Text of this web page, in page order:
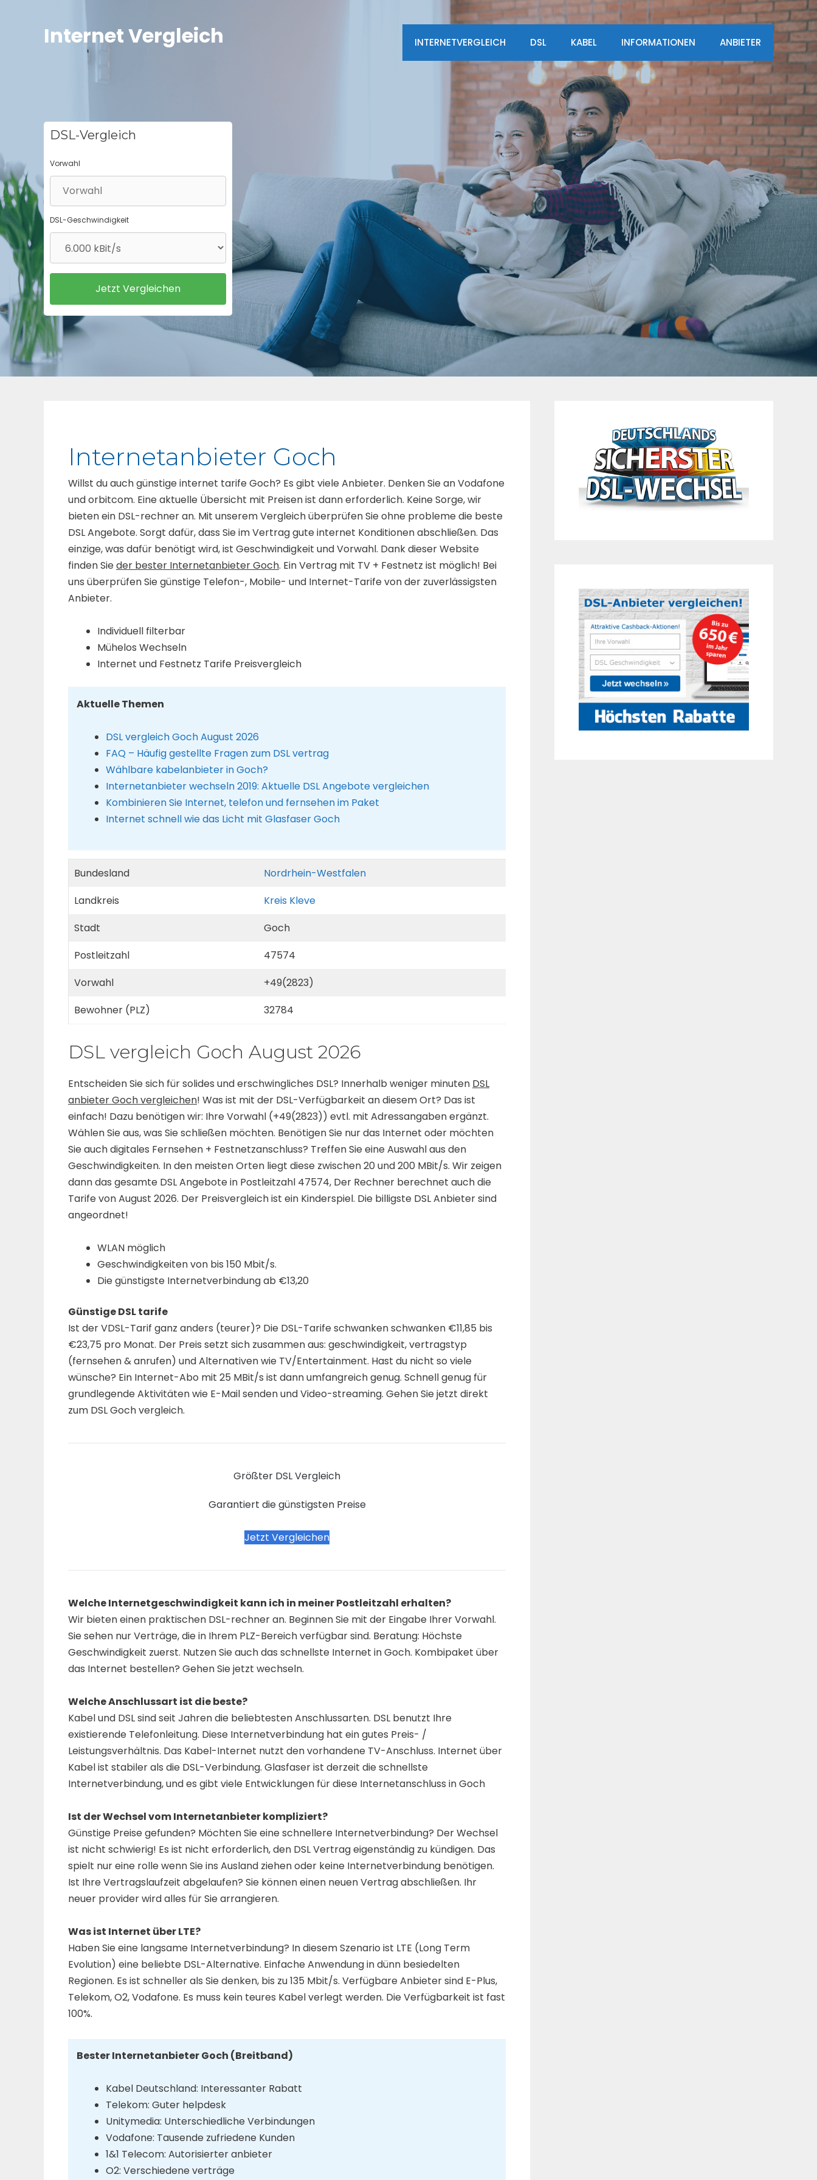
Internet Vergleich INTERNETVERGLEICH DSL KABEL INFORMATIONEN ANBIETER
DSL-Vergleich
Vorwahl
DSL-Geschwindigkeit
Internetanbieter Goch
Willst du auch günstige internet tarife Goch? Es gibt viele Anbieter. Denken Sie an Vodafone
und orbitcom. Eine aktuelle Übersicht mit Preisen ist dann erforderlich. Keine Sorge, wir
bieten ein DSL-rechner an. Mit unserem Vergleich überprüfen Sie ohne probleme die beste
DSL Angebote. Sorgt dafür, dass Sie im Vertrag gute internet Konditionen abschließen. Das
einzige, was dafür benötigt wird, ist Geschwindigkeit und Vorwahl. Dank dieser Website
finden Sieder bester Internetanbieter Goch. Ein Vertrag mit TV + Festnetz ist möglich! Bei
uns überprüfen Sie günstige Telefon-, Mobile- und Internet-Tarife von der zuverlässigsten
Anbieter.
Individuell filterbar
Mühelos Wechseln
Internet und Festnetz Tarife Preisvergleich
Aktuelle Themen
DSL vergleich Goch August 2026
FAQ – Häufig gestellte Fragen zum DSL vertrag
Wählbare kabelanbieter in Goch?
Internetanbieter wechseln 2019: Aktuelle DSL Angebote vergleichen
Kombinieren Sie Internet, telefon und fernsehen im Paket
Internet schnell wie das Licht mit Glasfaser Goch
Bundesland
Nordrhein-Westfalen
Landkreis
Kreis Kleve
Stadt
Goch
Postleitzahl
47574
Vorwahl
+49(2823)
Bewohner (PLZ)
32784
DSL vergleich Goch August 2026
Entscheiden Sie sich für solides und erschwingliches DSL? Innerhalb weniger minuten DSL
anbieter Goch vergleichen! Was ist mit der DSL-Verfügbarkeit an diesem Ort? Das ist
einfach! Dazu benötigen wir: Ihre Vorwahl (+49(2823)) evtl. mit Adressangaben ergänzt.
Wählen Sie aus, was Sie schließen möchten. Benötigen Sie nur das Internet oder möchten
Sie auch digitales Fernsehen + Festnetzanschluss? Treffen Sie eine Auswahl aus den
Geschwindigkeiten. In den meisten Orten liegt diese zwischen 20 und 200 MBit/s. Wir zeigen
dann das gesamte DSL Angebote in Postleitzahl 47574, Der Rechner berechnet auch die
Tarife von August 2026. Der Preisvergleich ist ein Kinderspiel. Die billigste DSL Anbieter sind
angeordnet!
WLAN möglich
Geschwindigkeiten von bis 150 Mbit/s.
Die günstigste Internetverbindung ab €13,20
Günstige DSL tarife
Ist der VDSL-Tarif ganz anders (teurer)? Die DSL-Tarife schwanken schwanken €11,85 bis
€23,75 pro Monat. Der Preis setzt sich zusammen aus: geschwindigkeit, vertragstyp
(fernsehen & anrufen) und Alternativen wie TV/Entertainment. Hast du nicht so viele
wünsche? Ein Internet-Abo mit 25 MBit/s ist dann umfangreich genug. Schnell genug für
grundlegende Aktivitäten wie E-Mail senden und Video-streaming. Gehen Sie jetzt direkt
zum DSL Goch vergleich.
Größter DSL Vergleich
Garantiert die günstigsten Preise
Jetzt Vergleichen
Welche Internetgeschwindigkeit kann ich in meiner Postleitzahl erhalten?
Wir bieten einen praktischen DSL-rechner an. Beginnen Sie mit der Eingabe Ihrer Vorwahl.
Sie sehen nur Verträge, die in Ihrem PLZ-Bereich verfügbar sind. Beratung: Höchste
Geschwindigkeit zuerst. Nutzen Sie auch das schnellste Internet in Goch. Kombipaket über
das Internet bestellen? Gehen Sie jetzt wechseln.
Welche Anschlussart ist die beste?
Kabel und DSL sind seit Jahren die beliebtesten Anschlussarten. DSL benutzt Ihre
existierende Telefonleitung. Diese Internetverbindung hat ein gutes Preis- /
Leistungsverhältnis. Das Kabel-Internet nutzt den vorhandene TV-Anschluss. Internet über
Kabel ist stabiler als die DSL-Verbindung. Glasfaser ist derzeit die schnellste
Internetverbindung, und es gibt viele Entwicklungen für diese Internetanschluss in Goch
Ist der Wechsel vom Internetanbieter kompliziert?
Günstige Preise gefunden? Möchten Sie eine schnellere Internetverbindung? Der Wechsel
ist nicht schwierig! Es ist nicht erforderlich, den DSL Vertrag eigenständig zu kündigen. Das
spielt nur eine rolle wenn Sie ins Ausland ziehen oder keine Internetverbindung benötigen.
Ist Ihre Vertragslaufzeit abgelaufen? Sie können einen neuen Vertrag abschließen. Ihr
neuer provider wird alles für Sie arrangieren.
Was ist Internet über LTE?
Haben Sie eine langsame Internetverbindung? In diesem Szenario ist LTE (Long Term
Evolution) eine beliebte DSL-Alternative. Einfache Anwendung in dünn besiedelten
Regionen. Es ist schneller als Sie denken, bis zu 135 Mbit/s. Verfügbare Anbieter sind E-Plus,
Telekom, O2, Vodafone. Es muss kein teures Kabel verlegt werden. Die Verfügbarkeit ist fast
100%.
Bester Internetanbieter Goch (Breitband)
Kabel Deutschland: Interessanter Rabatt
Telekom: Guter helpdesk
Unitymedia: Unterschiedliche Verbindungen
Vodafone: Tausende zufriedene Kunden
1&1 Telecom: Autorisierter anbieter
O2: Verschiedene verträge